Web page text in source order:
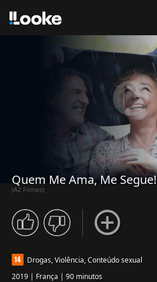
Quem Me Ama, Me Segue!
(A2 Filmes)
Drogas, Violência, Conteúdo sexual
2019 | França | 90 minutos